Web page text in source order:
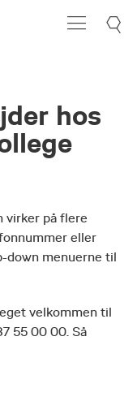
hos
virker på flere
eller
down menuerne til
velkommen til
55 00 00. Så